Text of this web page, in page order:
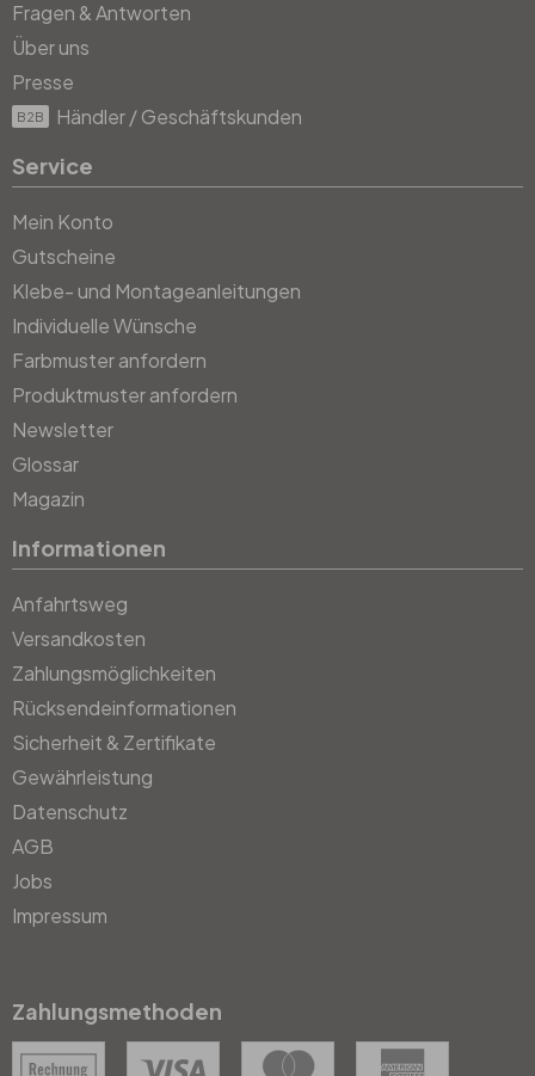
Fragen & Antworten
Über uns
Presse
B2B Händler / Geschäftskunden
Service
Mein Konto
Gutscheine
Klebe- und Montageanleitungen
Individuelle Wünsche
Farbmuster anfordern
Produktmuster anfordern
Newsletter
Glossar
Magazin
Informationen
Anfahrtsweg
Versandkosten
Zahlungsmöglichkeiten
Rücksendeinformationen
Sicherheit & Zertifikate
Gewährleistung
Datenschutz
AGB
Jobs
Impressum
Zahlungsmethoden